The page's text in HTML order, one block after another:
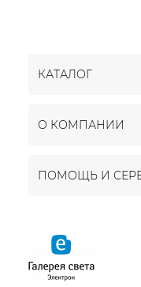
КАТАЛОГ
О КОМПАНИИ
ПОМОЩЬ И